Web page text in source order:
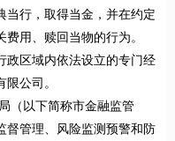
当行，取得当金，并在约定
用、赎回当物的行为。
政区域内依法设立的专门经
公司。
（以下简称市金融监管
督管理、风险监测预警和防